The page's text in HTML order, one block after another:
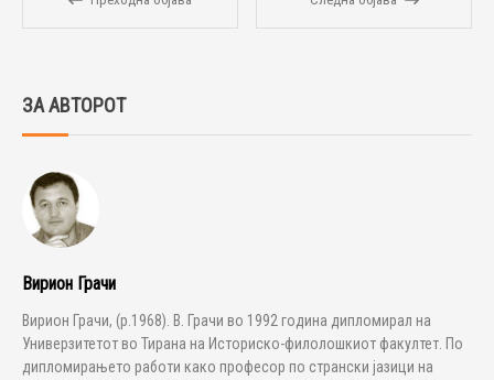
ЗА АВТОРОТ
Вирион Грачи
Вирион Грачи, (р.1968). В. Грачи во 1992 година дипломирал на
Универзитетот во Тирана на Историско-филолошкиот факултет. По
дипломирањето работи како професор по странски јазици на